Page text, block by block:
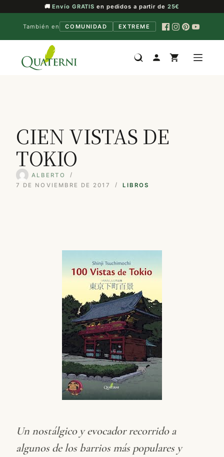
🚚Envío GRATIS en pedidos a partir de 25€
También en COMUNIDAD EXTREME
contenido
CIEN VISTAS DE
TOKIO
ALBERTO
7 DE NOVIEMBRE DE 2017
LIBROS
Un nostálgico y evocador recorrido a
algunos de los barrios más populares y